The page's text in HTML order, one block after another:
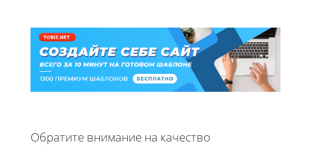
Обратите внимание на качество